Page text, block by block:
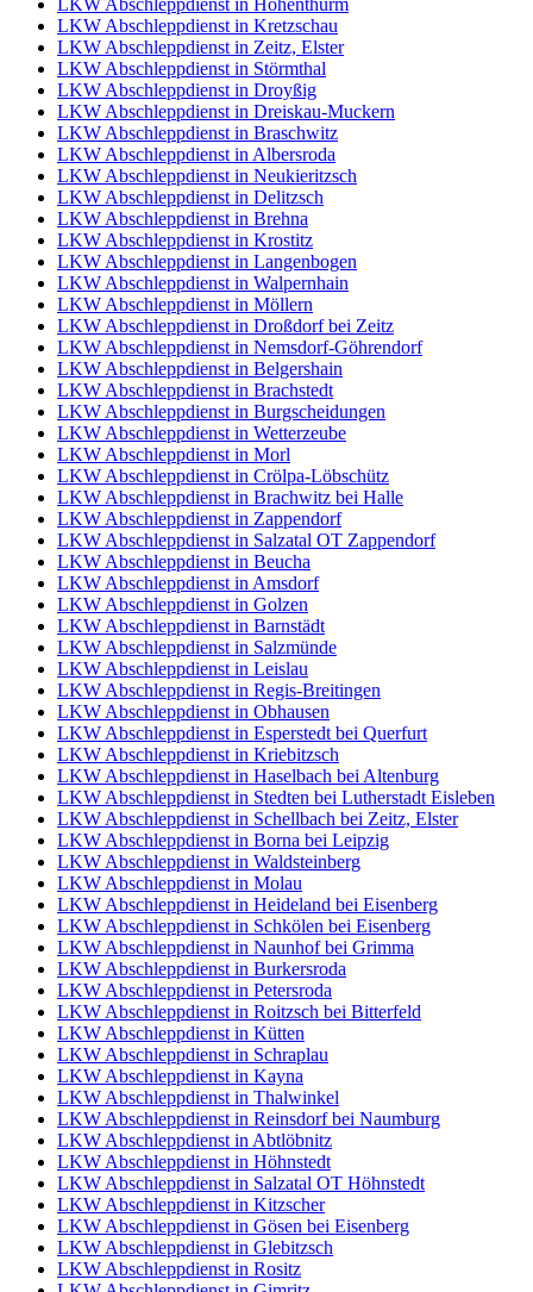
LKW Abschleppdienst in Kretzschau
LKW Abschleppdienst in Zeitz, Elster
LKW Abschleppdienst in Störmthal
LKW Abschleppdienst in Droyßig
LKW Abschleppdienst in Dreiskau-Muckern
LKW Abschleppdienst in Braschwitz
LKW Abschleppdienst in Albersroda
LKW Abschleppdienst in Neukieritzsch
LKW Abschleppdienst in Delitzsch
LKW Abschleppdienst in Brehna
LKW Abschleppdienst in Krostitz
LKW Abschleppdienst in Langenbogen
LKW Abschleppdienst in Walpernhain
LKW Abschleppdienst in Möllern
LKW Abschleppdienst in Droßdorf bei Zeitz
LKW Abschleppdienst in Nemsdorf-Göhrendorf
LKW Abschleppdienst in Belgershain
LKW Abschleppdienst in Brachstedt
LKW Abschleppdienst in Burgscheidungen
LKW Abschleppdienst in Wetterzeube
LKW Abschleppdienst in Morl
LKW Abschleppdienst in Crölpa-Löbschütz
LKW Abschleppdienst in Brachwitz bei Halle
LKW Abschleppdienst in Zappendorf
LKW Abschleppdienst in Salzatal OT Zappendorf
LKW Abschleppdienst in Beucha
LKW Abschleppdienst in Amsdorf
LKW Abschleppdienst in Golzen
LKW Abschleppdienst in Barnstädt
LKW Abschleppdienst in Salzmünde
LKW Abschleppdienst in Leislau
LKW Abschleppdienst in Regis-Breitingen
LKW Abschleppdienst in Obhausen
LKW Abschleppdienst in Esperstedt bei Querfurt
LKW Abschleppdienst in Kriebitzsch
LKW Abschleppdienst in Haselbach bei Altenburg
LKW Abschleppdienst in Stedten bei Lutherstadt Eisleben
LKW Abschleppdienst in Schellbach bei Zeitz, Elster
LKW Abschleppdienst in Borna bei Leipzig
LKW Abschleppdienst in Waldsteinberg
LKW Abschleppdienst in Molau
LKW Abschleppdienst in Heideland bei Eisenberg
LKW Abschleppdienst in Schkölen bei Eisenberg
LKW Abschleppdienst in Naunhof bei Grimma
LKW Abschleppdienst in Burkersroda
LKW Abschleppdienst in Petersroda
LKW Abschleppdienst in Roitzsch bei Bitterfeld
LKW Abschleppdienst in Kütten
LKW Abschleppdienst in Schraplau
LKW Abschleppdienst in Kayna
LKW Abschleppdienst in Thalwinkel
LKW Abschleppdienst in Reinsdorf bei Naumburg
LKW Abschleppdienst in Abtlöbnitz
LKW Abschleppdienst in Höhnstedt
LKW Abschleppdienst in Salzatal OT Höhnstedt
LKW Abschleppdienst in Kitzscher
LKW Abschleppdienst in Gösen bei Eisenberg
LKW Abschleppdienst in Glebitzsch
LKW Abschleppdienst in Rositz